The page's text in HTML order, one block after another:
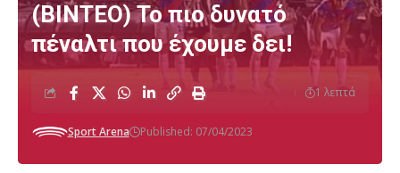
(ΒΙΝΤΕΟ) Το πιο δυνατό
πέναλτι που έχουμε δει!
Sport Arena Published: 07/04/2023
1 λεπτά